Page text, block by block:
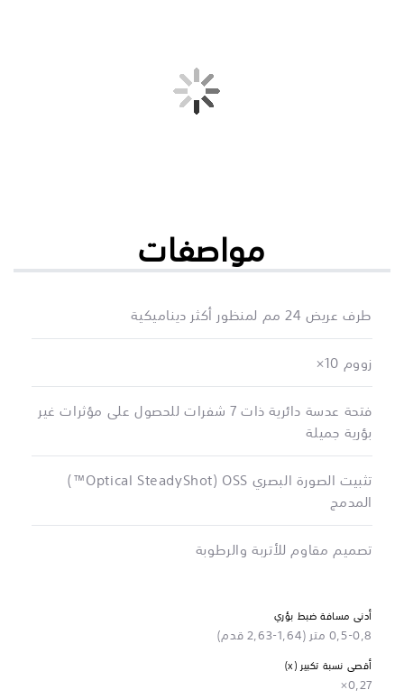
مواصفات
طرف عريض 24 مم لمنظور أكثر ديناميكية
زووم 10×
فتحة عدسة دائرية ذات 7 شفرات للحصول على مؤثرات غير
بؤرية جميلة
تثبيت الصورة البصري OSS ‏(Optical SteadyShot™)
المدمج
تصميم مقاوم للأتربة والرطوبة
أدنى مسافة ضبط بؤري
0,5-0,8 متر (1,64-2,63 قدم)
أقصى نسبة تكبير (x)
0,27×